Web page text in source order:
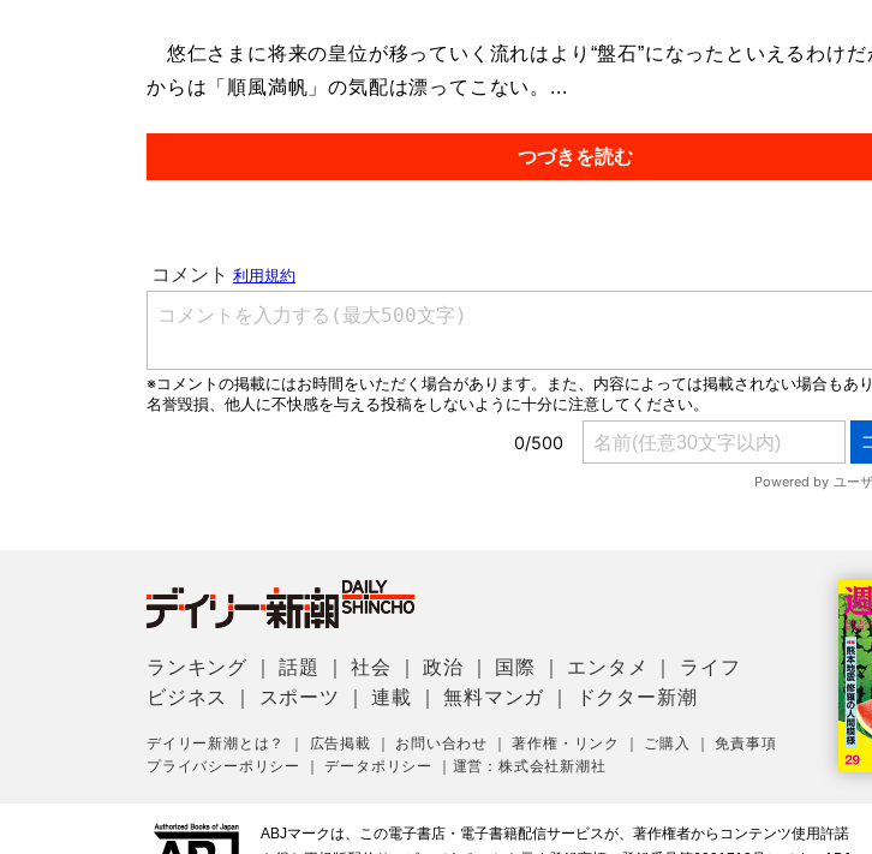
悠仁さまに将来の皇位が移っていく流れはより“盤石”になったといえるわけだ
からは「順風満帆」の気配は漂ってこない。...
つづきを読む
ランキング ｜話題 ｜社会 ｜政治 国際 エンタメ
ライフ
ビジネス
スポーツ ｜連載 ｜無料マンガ ドクター新潮
デイリー新潮とは？ 広告掲載 お問い合わせ ｜著作権・リンク ご購入 ｜免責事項
プライバシーポリシー
｜データポリシー 運営：株式会社新潮社
ABJマークは、この電子書店・電子書籍配信サービスが、著作権者からコンテンツ使用許諾